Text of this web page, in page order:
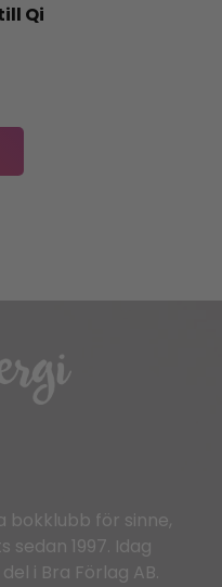
Qi
bokklubb för sinne,
1997. Idag
i Bra Förlag AB.